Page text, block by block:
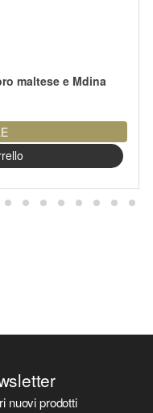
maltese e Mdina
nuovi prodotti